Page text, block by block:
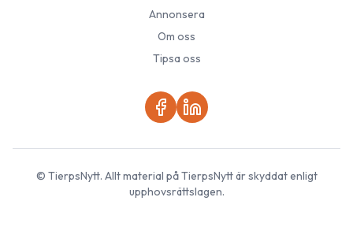
Annonsera
Om oss
Tipsa oss
© TierpsNytt. Allt material påTierpsNyttär skyddat enligt
upphovsrättslagen.